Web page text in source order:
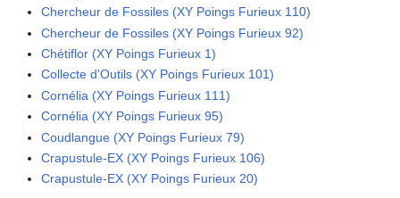
Chercheur de Fossiles (XY Poings Furieux 110)
Chercheur de Fossiles (XY Poings Furieux 92)
Chétiflor (XY Poings Furieux 1)
Collecte d'Outils (XY Poings Furieux 101)
Cornélia (XY Poings Furieux 111)
Cornélia (XY Poings Furieux 95)
Coudlangue (XY Poings Furieux 79)
Crapustule-EX (XY Poings Furieux 106)
Crapustule-EX (XY Poings Furieux 20)